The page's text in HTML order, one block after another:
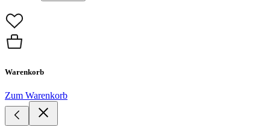
Warenkorb
Zum Warenkorb